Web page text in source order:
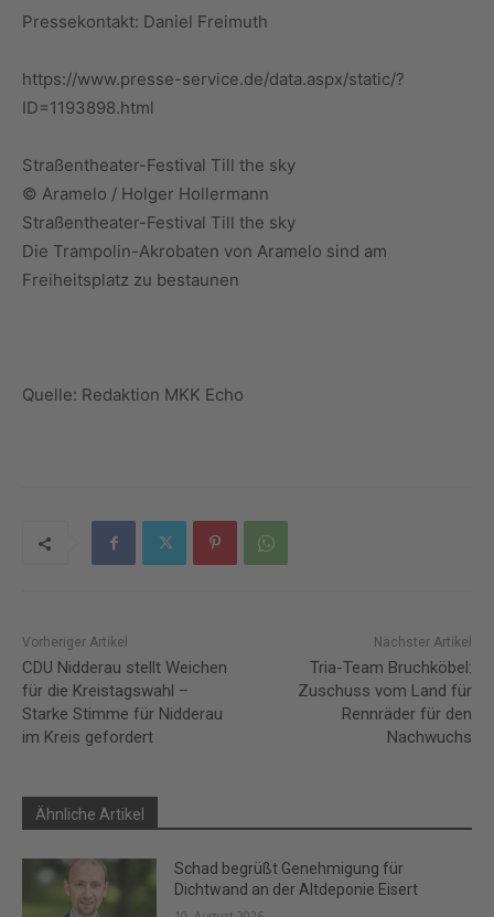
Pressekontakt: Daniel Freimuth
https://www.presse-service.de/data.aspx/static/?
ID=1193898.html
Straßentheater-Festival Till the sky
© Aramelo / Holger Hollermann
Straßentheater-Festival Till the sky
Die Trampolin-Akrobaten von Aramelo sind am
Freiheitsplatz zu bestaunen
Quelle: Redaktion MKK Echo
Vorheriger Artikel
CDU Nidderau stellt Weichen
für die Kreistagswahl –
Starke Stimme für Nidderau
im Kreis gefordert
Nächster Artikel
Tria-Team Bruchköbel:
Zuschuss vom Land für
Rennräder für den
Nachwuchs
Ähnliche Artikel
Schad begrüßt Genehmigung für
Dichtwand an der Altdeponie Eisert